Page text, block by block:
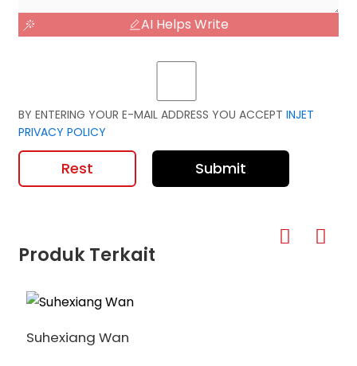
AI Helps Write
BY ENTERING YOUR E-MAIL ADDRESS YOU ACCEPT INJET
PRIVACY POLICY
Rest Submit
Produk Terkait
Suhexiang Wan